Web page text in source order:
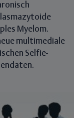
Myelom.
multimediale
Selfie-